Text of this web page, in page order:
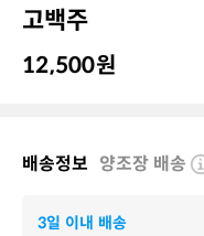
고백주
12,500원
배송정보 양조장 배송
3일 이내 배송